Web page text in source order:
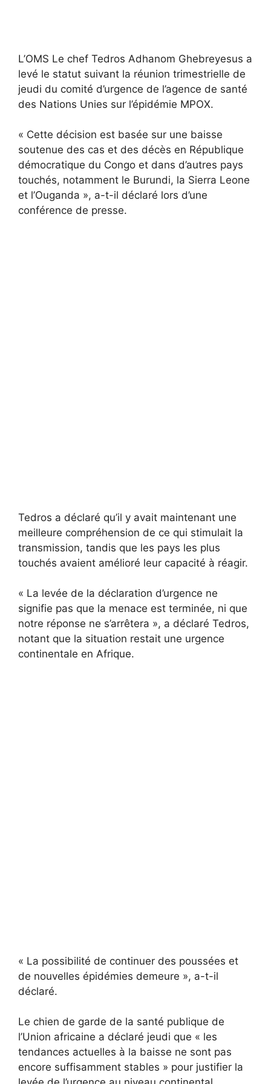
L’OMS Le chef Tedros Adhanom Ghebreyesus a
levé le statut suivant la réunion trimestrielle de
jeudi du comité d’urgence de l’agence de santé
des Nations Unies sur l’épidémie MPOX.
« Cette décision est basée sur une baisse
soutenue des cas et des décès en République
démocratique du Congo et dans d’autres pays
touchés, notamment le Burundi, la Sierra Leone
et l’Ouganda », a-t-il déclaré lors d’une
conférence de presse.
Tedros a déclaré qu’il y avait maintenant une
meilleure compréhension de ce qui stimulait la
transmission, tandis que les pays les plus
touchés avaient amélioré leur capacité à réagir.
« La levée de la déclaration d’urgence ne
signifie pas que la menace est terminée, ni que
notre réponse ne s’arrêtera », a déclaré Tedros,
notant que la situation restait une urgence
continentale en Afrique.
« La possibilité de continuer des poussées et
de nouvelles épidémies demeure », a-t-il
déclaré.
Le chien de garde de la santé publique de
l’Union africaine a déclaré jeudi que « les
tendances actuelles à la baisse ne sont pas
encore suffisamment stables » pour justifier la